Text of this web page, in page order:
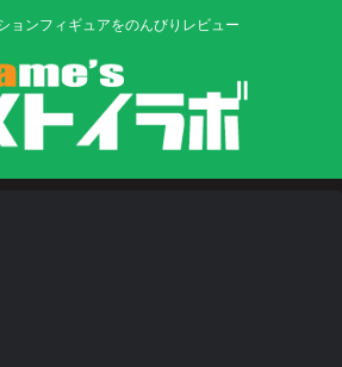
ョンフィギュアをのんびりレビュー